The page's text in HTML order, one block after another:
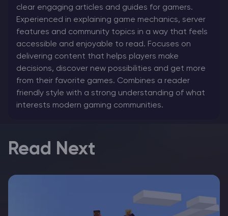
clear engaging articles and guides for gamers.
Experienced in explaining game mechanics, server
features and community topics in a way that feels
accessible and enjoyable to read. Focuses on
delivering content that helps players make
decisions, discover new possibilities and get more
from their favorite games. Combines a reader
friendly style with a strong understanding of what
interests modern gaming communities.
Read Next